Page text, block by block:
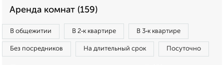
Аренда комнат (159)
В общежитии В 2‑к квартире В 3‑к квартире
Без посредников На длительный срок Посуточно